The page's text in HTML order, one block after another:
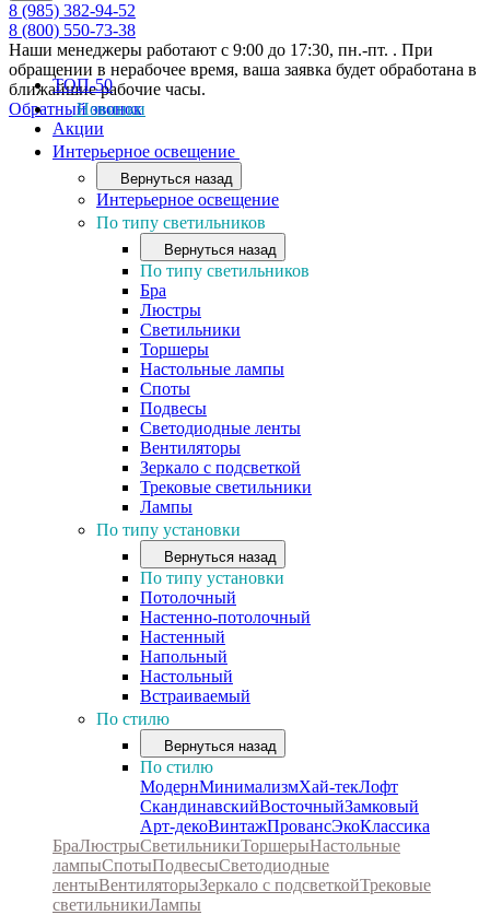
8 (985) 382-94-52
8 (800) 550-73-38
Наши менеджеры работают с 9:00 до 17:30, пн.-пт. . При
обращении в нерабочее время, ваша заявка будет обработана в
ближайшие рабочие часы.
Обратный звонок
ТОП-50
Новинки
Акции
Интерьерное освещение
Вернуться назад
Интерьерное освещение
По типу светильников
Вернуться назад
По типу светильников
Бра
Люстры
Светильники
Торшеры
Настольные лампы
Споты
Подвесы
Светодиодные ленты
Вентиляторы
Зеркало с подсветкой
Трековые светильники
Лампы
По типу установки
Вернуться назад
По типу установки
Потолочный
Настенно-потолочный
Настенный
Напольный
Настольный
Встраиваемый
По стилю
Вернуться назад
По стилю
МодернМинимализмХай-текЛофт
СкандинавскийВосточныйЗамковый
Арт-декоВинтажПровансЭкоКлассика
БраЛюстрыСветильникиТоршерыНастольные
лампыСпотыПодвесыСветодиодные
лентыВентиляторыЗеркало с подсветкойТрековые
светильникиЛампы